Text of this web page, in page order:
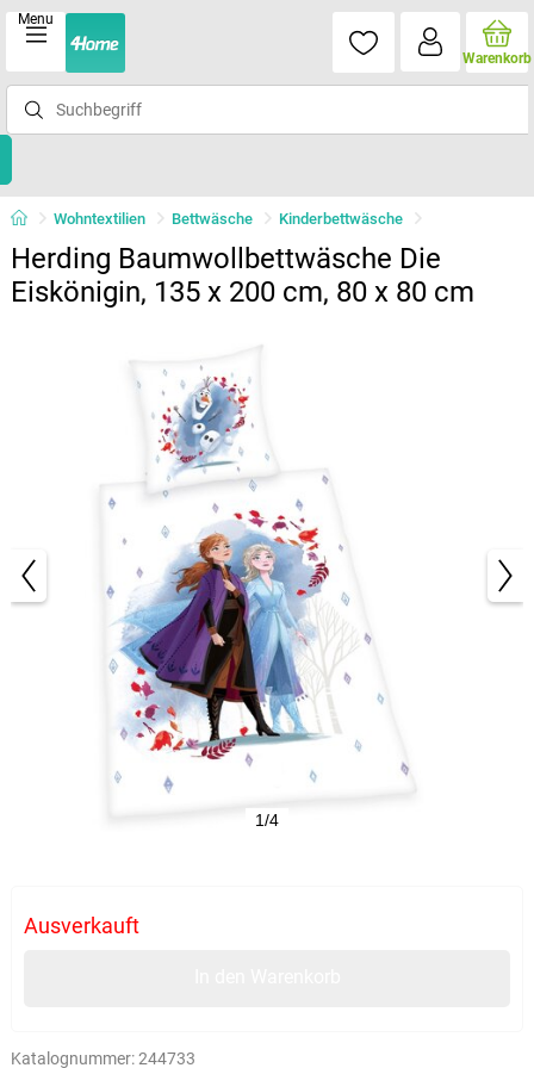
Menu
Warenkorb
Wohntextilien Bettwäsche Kinderbettwäsche
Herding Baumwollbettwäsche Die
Eiskönigin, 135 x 200 cm, 80 x 80 cm
1/4
Ausverkauft
Katalognummer:244733